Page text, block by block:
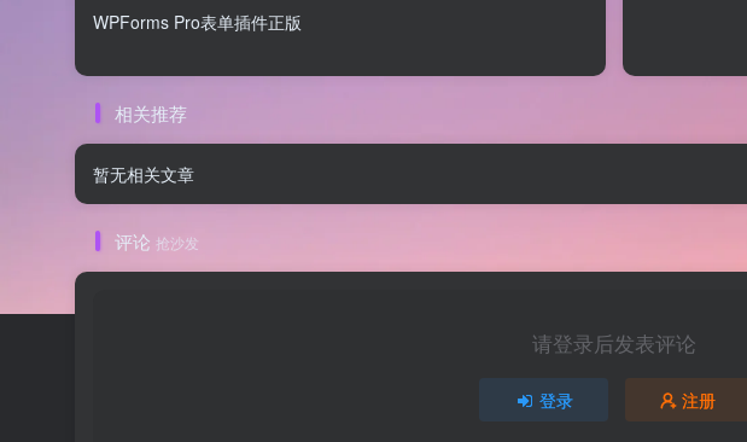
WPForms Pro表单插件正版
相关推荐
暂无相关文章
评论 抢沙发
请登录后发表评论
登录 注册